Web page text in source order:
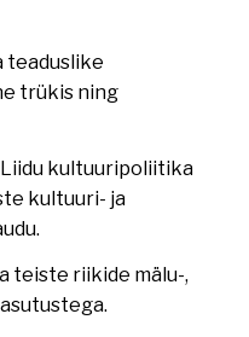
teaduslike
trükis ning
Liidu kultuuripoliitika
kultuuri- ja
teiste riikide mälu-,